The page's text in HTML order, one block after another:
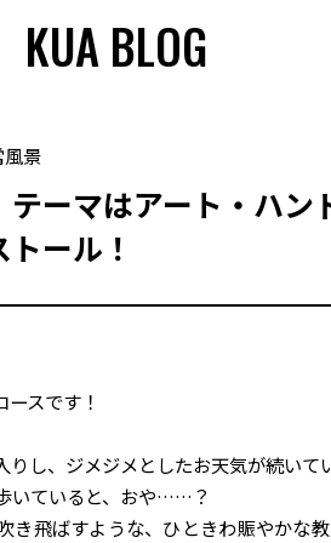
KUA BLOG
景
ーマはアート・ハン
ール！
スです！
し、ジメジメとしたお天気が続いて
いていると、おや……？
き飛ばすような、ひときわ賑やかな